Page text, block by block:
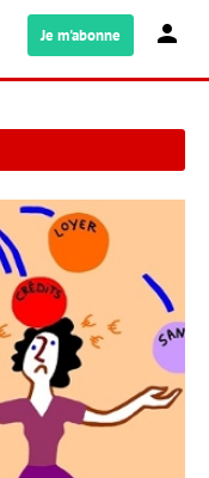
Je m'abonne